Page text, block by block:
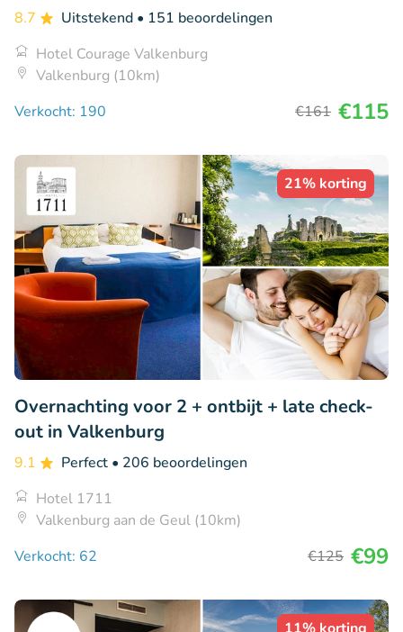
8.7 Uitstekend • 151 beoordelingen
Hotel Courage Valkenburg
Valkenburg (10km)
Verkocht: 190
€161 €115
21% korting
Overnachting voor 2 + ontbijt + late check-
out in Valkenburg
9.1 Perfect • 206 beoordelingen
Hotel 1711
Valkenburg aan de Geul (10km)
Verkocht: 62
€125 €99